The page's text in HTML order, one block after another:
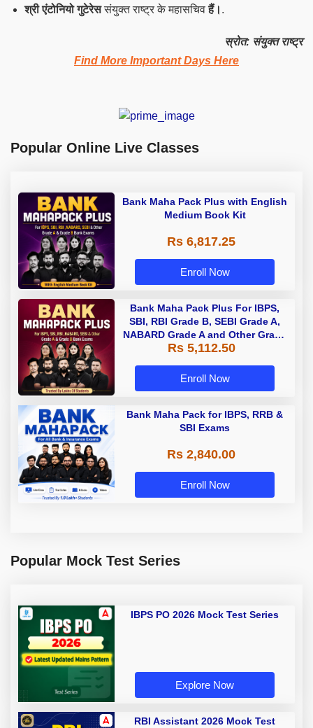
श्री एंटोनियो गुटेरेससंयुक्त राष्ट्र के महासचिवहैं। .
स्रोत: संयुक्त राष्ट्र
Find More Important Days Here
Popular Online Live Classes
Bank Maha Pack Plus with English
Medium Book Kit
Rs 6,817.25
Enroll Now
Bank Maha Pack Plus For IBPS,
SBI, RBI Grade B, SEBI Grade A,
NABARD Grade A and Other Grade
A & Grade B Bank Exams
Rs 5,112.50
Enroll Now
Bank Maha Pack for IBPS, RRB &
SBI Exams
Rs 2,840.00
Enroll Now
Popular Mock Test Series
IBPS PO 2026 Mock Test Series
Explore Now
RBI Assistant 2026 Mock Test